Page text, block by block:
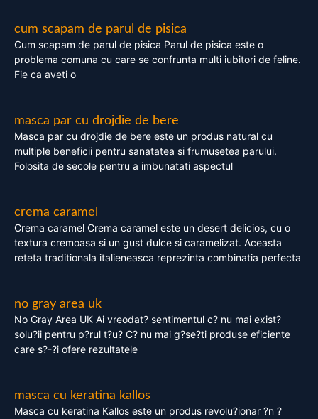
cum scapam de parul de pisica
Cum scapam de parul de pisica Parul de pisica este o
problema comuna cu care se confrunta multi iubitori de feline.
Fie ca aveti o
masca par cu drojdie de bere
Masca par cu drojdie de bere este un produs natural cu
multiple beneficii pentru sanatatea si frumusetea parului.
Folosita de secole pentru a imbunatati aspectul
crema caramel
Crema caramel Crema caramel este un desert delicios, cu o
textura cremoasa si un gust dulce si caramelizat. Aceasta
reteta traditionala italieneasca reprezinta combinatia perfecta
no gray area uk
No Gray Area UK Ai vreodat? sentimentul c? nu mai exist?
solu?ii pentru p?rul t?u? C? nu mai g?se?ti produse eficiente
care s?-?i ofere rezultatele
masca cu keratina kallos
Masca cu keratina Kallos este un produs revolu?ionar ?n ?